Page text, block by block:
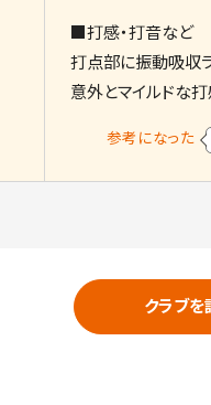
■打感・打音など
打点部に振動吸収
意外とマイルドな打
参考になった
クラブを